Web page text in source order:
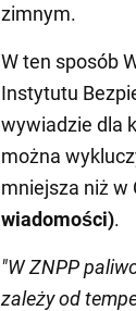
zimnym.
W ten sposób
Instytutu
wywiadzie dla
można
mniejsza niż w
wiadomości).
"W ZNPP
zależy od